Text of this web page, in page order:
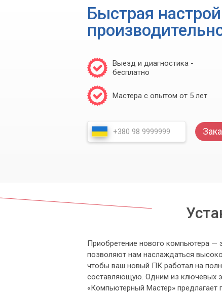
Быстрая
Выезд и диагностика -
бесплатно
Мастера с опытом от 5 лет
Приобретение нового компьютера —
позволяют нам наслаждаться
чтобы ваш новый ПК работал на
составляющую. Одним из ключевых
«Компьютерный Мастер» предлагает